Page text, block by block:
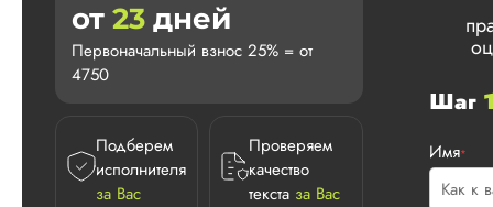
от 23 дней
Первоначальный взнос 25% = от
4750
Подберем
исполнителя
за Вас
Проверяем
качество
текста за Вас
Шаг
Имя*